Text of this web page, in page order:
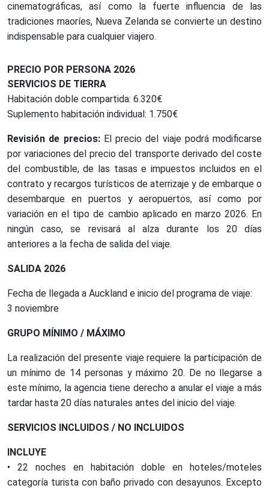
cinematográficas, así como la fuerte influencia de las
tradiciones maoríes, Nueva Zelanda se convierte un destino
indispensable para cualquier viajero.
PRECIO POR PERSONA 2026
SERVICIOS DE TIERRA
Habitación doble compartida: 6.320€
Suplemento habitación individual: 1.750€
Revisión de precios:El precio del viaje podrá modificarse
por variaciones del precio del transporte derivado del coste
del combustible, de las tasas e impuestos incluidos en el
contrato y recargos turísticos de aterrizaje y de embarque o
desembarque en puertos y aeropuertos, así como por
variación en el tipo de cambio aplicado en marzo 2026. En
ningún caso, se revisará al alza durante los 20 días
anteriores a la fecha de salida del viaje.
SALIDA 2026
Fecha de llegada a Auckland e inicio del programa de viaje:
3 noviembre
GRUPO MÍNIMO / MÁXIMO
La realización del presente viaje requiere la participación de
un mínimo de 14 personas y máximo 20. De no llegarse a
este mínimo, la agencia tiene derecho a anular el viaje a más
tardar hasta 20 días naturales antes del inicio del viaje.
SERVICIOS INCLUIDOS / NO INCLUIDOS
INCLUYE
• 22 noches en habitación doble en hoteles/moteles
categoría turista con baño privado con desayunos. Excepto